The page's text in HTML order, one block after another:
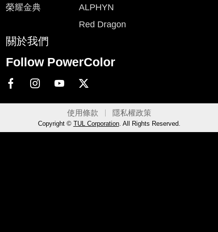
榮耀金典
ALPHYN
Red Dragon
關於我們
Follow PowerColor
使用條款 隱私權政策
Copyright © TUL Corporation. All Rights Reserved.